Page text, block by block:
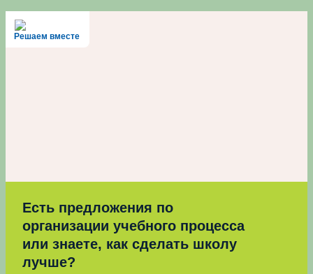
Решаем вместе
Есть предложения по
организации учебного процесса
или знаете, как сделать школу
лучше?